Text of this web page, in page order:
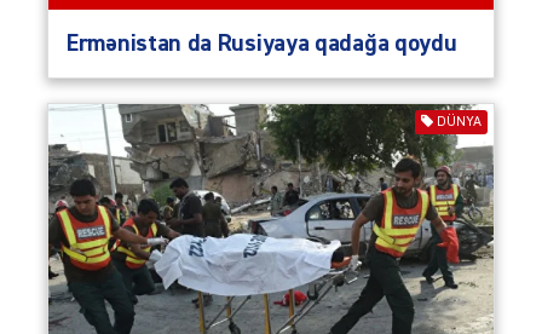
Ermənistan da Rusiyaya qadağa qoydu
DÜNYA